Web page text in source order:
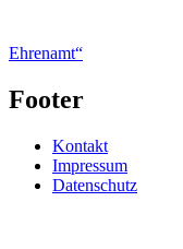
Ehrenamt“
Footer
Kontakt
Impressum
Datenschutz